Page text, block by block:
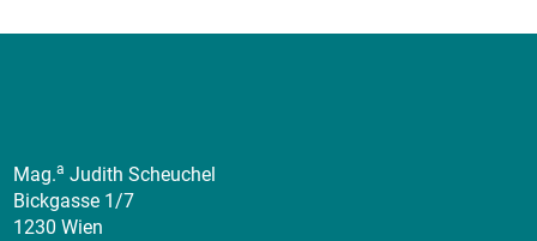
Mag.a Judith Scheuchel
Bickgasse 1/7
1230 Wien